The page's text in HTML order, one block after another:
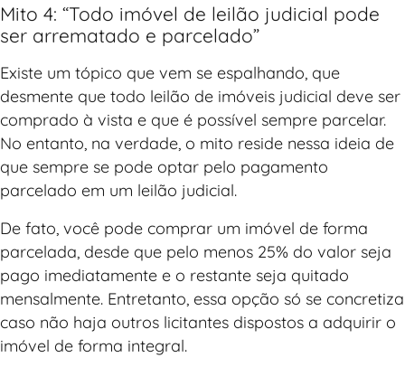
Mito 4: “Todo imóvel de leilão judicial pode
ser arrematado e parcelado”
Existe um tópico que vem se espalhando, que
desmente que todo leilão de imóveis judicial deve ser
comprado à vista e que é possível sempre parcelar.
No entanto, na verdade, o mito reside nessa ideia de
que sempre se pode optar pelo pagamento
parcelado em um leilão judicial.
De fato, você pode comprar um imóvel de forma
parcelada, desde que pelo menos 25% do valor seja
pago imediatamente e o restante seja quitado
mensalmente. Entretanto, essa opção só se concretiza
caso não haja outros licitantes dispostos a adquirir o
imóvel de forma integral.